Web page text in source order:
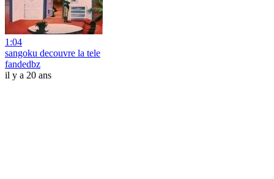
1:04
sangoku decouvre la tele
fandedbz
il y a 20 ans